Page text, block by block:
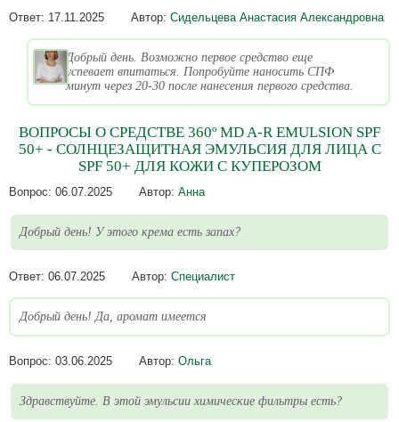
Ответ: 17.11.2025 Автор: Сидельцева Анастасия Александровна
Добрый день. Возможно первое средство еще
успевает впитаться. Попробуйте наносить СПФ
минут через 20-30 после нанесения первого средства.
ВОПРОСЫ О СРЕДСТВЕ 360º MD A-R EMULSION SPF
50+ - СОЛНЦЕЗАЩИТНАЯ ЭМУЛЬСИЯ ДЛЯ ЛИЦА С
SPF 50+ ДЛЯ КОЖИ C КУПЕРОЗОМ
Вопрос: 06.07.2025 Автор: Анна
Добрый день! У этого крема есть запах?
Ответ: 06.07.2025 Автор: Специалист
Добрый день! Да, аромат имеется
Вопрос: 03.06.2025 Автор: Ольга
Здравствуйте. В этой эмульсии химические фильтры есть?